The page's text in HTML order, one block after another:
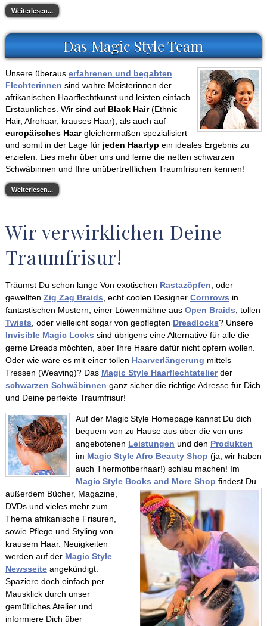
Weiterlesen...
Das Magic Style Team
Unsere überaus erfahrenen und begabten
Flechterinnen sind wahre Meisterinnen der
afrikanischen Haarflechtkunst und leisten einfach
Erstaunliches. Wir sind auf Black Hair(Ethnic
Hair, Afrohaar, krauses Haar), als auch auf
europäisches Haargleichermaßen spezialisiert
und somit in der Lage für jeden Haartyp ein ideales Ergebnis zu
erzielen. Lies mehr über uns und lerne die netten schwarzen
Schwäbinnen und Ihre unübertrefflichen Traumfrisuren kennen!
Weiterlesen...
Wir verwirklichen Deine
Traumfrisur!
Träumst Du schon lange Von exotischen Rastazöpfen , oder
gewellten Zig Zag Braids , echt coolen Designer Cornrows in
fantastischen Mustern, einer Löwenmähne aus Open Braids , tollen
Twists , oder vielleicht sogar von gepflegten Dreadlocks? Unsere
Invisible Magic Locks sind übrigens eine Alternative für alle die
gerne Dreads möchten, aber Ihre Haare dafür nicht opfern wollen.
Oder wie wäre es mit einer tollen Haarverlängerung mittels
Tressen (Weaving)? Das Magic Style Haarflechtatelierder
schwarzen Schwäbinnen ganz sicher die richtige Adresse für Dich
und Deine perfekte Traumfrisur!
Auf der Magic Style Homepage kannst Du dich
bequem von zu Hause aus über die von uns
angebotenen Leistungen und den Produkten
im Magic Style Afro Beauty Shop (ja, wir haben
auch Thermofiberhaar!) schlau machen! Im
Magic Style Books and More Shop findest Du
außerdem Bücher, Magazine,
DVDs und vieles mehr zum
Thema afrikanische Frisuren,
sowie Pflege und Styling von
krausem Haar. Neuigkeiten
werden auf der Magic Style
Newsseiteangekündigt.
Spaziere doch einfach per
Mausklick durch unser
gemütliches Atelier und
informiere Dich über